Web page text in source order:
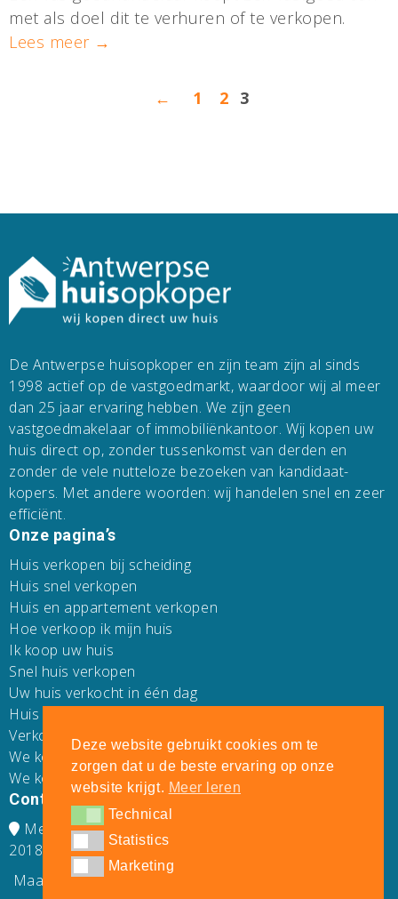
Deze website gebruikt cookies om te
zorgen dat u de beste ervaring op onze
website krijgt. Meer leren
TechnicalTechnical
StatisticsStatistics
MarketingMarketing
met als doel dit te verhuren of te verkopen.
Lees meer →
← 1 2 3
De Antwerpse huisopkoper en zijn team zijn al sinds
1998 actief op de vastgoedmarkt, waardoor wij al meer
dan 25 jaar ervaring hebben. We zijn geen
vastgoedmakelaar of immobiliënkantoor. Wij kopen uw
huis direct op, zonder tussenkomst van derden en
zonder de vele nutteloze bezoeken van kandidaat-
kopers. Met andere woorden: wij handelen snel en zeer
efficiënt.
Onze pagina’s
Huis verkopen bij scheiding
Huis snel verkopen
Huis en appartement verkopen
Hoe verkoop ik mijn huis
Ik koop uw huis
Snel huis verkopen
Uw huis verkocht in één dag
Huis verkopen zonder makelaar
Verkoop uw huis
We kopen direct uw huis
We kopen uw huis
Contacteer Ons
Mechelsesteenweg 271
2018 Antwerpen
Maandag tot Zondag 24/7